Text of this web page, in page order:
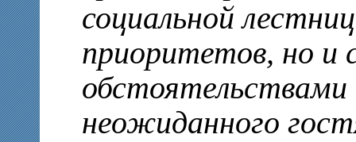
социальной
приоритетов, но и
обстоятельствами
неожиданного